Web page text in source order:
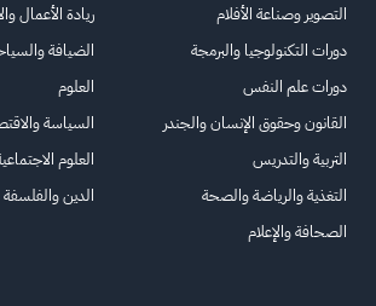
التصوير وصناعة الأفلام
دورات التكنولوجيا والبرمجة
دورات علم النفس
القانون وحقوق الإنسان والجندر
التربية والتدريس
التغذية والرياضة والصحة
الصحافة والإعلام
ريادة الأعمال
الضيافة
العلوم
السياسة
العلوم
الدين والفلسفة